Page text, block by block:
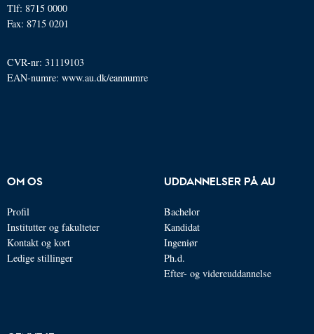
Tlf: 8715 0000
Fax: 8715 0201
CVR-nr: 31119103
EAN-numre: www.au.dk/eannumre
OM OS
Profil
Institutter og fakulteter
Kontakt og kort
Ledige stillinger
UDDANNELSER PÅ AU
Bachelor
Kandidat
Ingeniør
Ph.d.
Efter- og videreuddannelse